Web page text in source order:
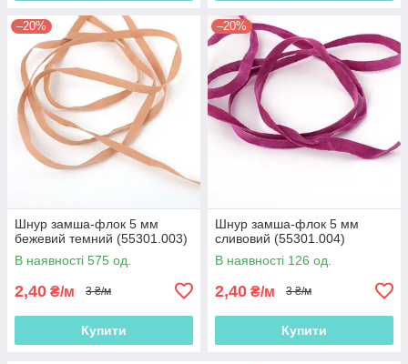
–20%
Шнур замша-флок 5 мм
бежевий темний (55301.003)
В наявності 575 од.
2,40 ₴/м 3 ₴/м
Купити
–20%
Шнур замша-флок 5 мм
сливовий (55301.004)
В наявності 126 од.
2,40 ₴/м 3 ₴/м
Купити